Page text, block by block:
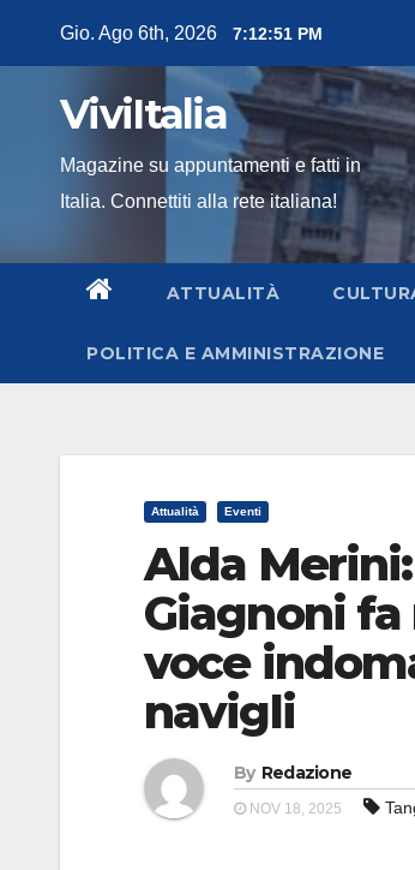
Gio. Ago 6th, 2026 7:12:53 PM
ViviItalia
Magazine su appuntamenti e fatti in
Italia. Connettiti alla rete italiana!
ATTUALITÀ
POLITICA E AMMINISTRAZIONE
Attualità Eventi
Alda
Giagnoni
voce
navigli
By Redazione
NOV 18, 2025